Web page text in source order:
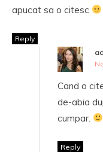
apucat sa o citesc
Reply
Cand o
de-abia
cumpar.
Reply